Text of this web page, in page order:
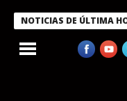
NOTICIAS DE ÚLTIMA
condecora a